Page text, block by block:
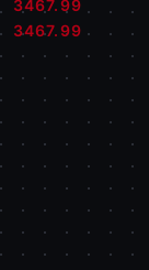
Cena:
3467.99
Cena:
3467.99